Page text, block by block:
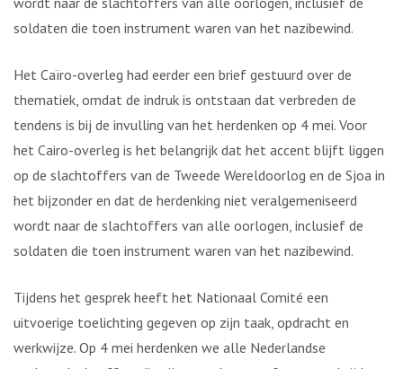
soldaten die toen instrument waren van het nazibewind.
Het Caïro-overleg had eerder een brief gestuurd over de
thematiek, omdat de indruk is ontstaan dat verbreden de
tendens is bij de invulling van het herdenken op 4 mei. Voor
het Cairo-overleg is het belangrijk dat het accent blijft liggen
op de slachtoffers van de Tweede Wereldoorlog en de Sjoa in
het bijzonder en dat de herdenking niet veralgemeniseerd
wordt naar de slachtoffers van alle oorlogen, inclusief de
soldaten die toen instrument waren van het nazibewind.
Tijdens het gesprek heeft het Nationaal Comité een
uitvoerige toelichting gegeven op zijn taak, opdracht en
werkwijze. Op 4 mei herdenken we alle Nederlandse